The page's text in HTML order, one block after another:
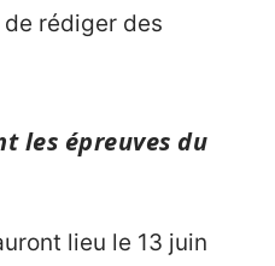
rédiger des
les épreuves du
lieu le 13 juin